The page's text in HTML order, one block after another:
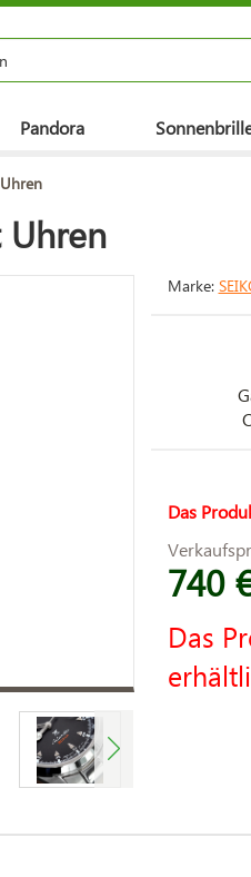
Pandora
Uhren
Marke:
Das
740
Das